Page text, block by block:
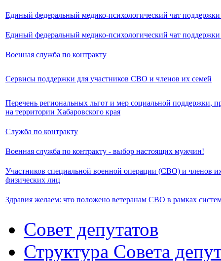
Единый федеральный медико-психологический чат
Единый федеральный медико-психологический чат
Военная служба по контракту
Сервисы поддержки для участников СВО и членов их семей
Перечень региональных льгот и мер социальной поддержки,
на территории Хабаровского края
Служба по контракту
Военная служба по контракту - выбор настоящих мужчин!
Участников специальной военной операции (СВО) и членов
физических лиц
Здравия желаем: что положено ветеранам СВО в рамках
Совет депутатов
Структура Совета